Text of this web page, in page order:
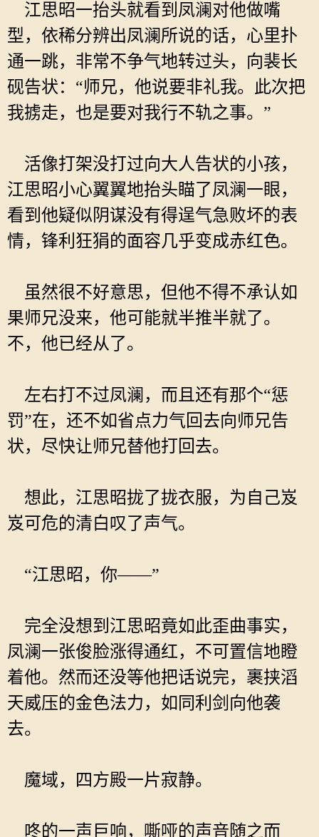
江思昭一抬头就看到凤澜对他做嘴
型，依稀分辨出凤澜所说的话，心里扑
通一跳，非常不争气地转过头，向裴长
砚告状：“师兄，他说要非礼我。此次把
我掳走，也是要对我行不轨之事。”
活像打架没打过向大人告状的小孩，
江思昭小心翼翼地抬头瞄了凤澜一眼，
看到他疑似阴谋没有得逞气急败坏的表
情，锋利狂狷的面容几乎变成赤红色。
虽然很不好意思，但他不得不承认如
果师兄没来，他可能就半推半就了。
不，他已经从了。
左右打不过凤澜，而且还有那个“惩
罚”在，还不如省点力气回去向师兄告
状，尽快让师兄替他打回去。
想此，江思昭拢了拢衣服，为自己岌
岌可危的清白叹了声气。
“江思昭，你——”
完全没想到江思昭竟如此歪曲事实，
凤澜一张俊脸涨得通红，不可置信地瞪
着他。然而还没等他把话说完，裹挟滔
天威压的金色法力，如同利剑向他袭
去。
魔域，四方殿一片寂静。
咚的一声巨响，嘶哑的声音随之而